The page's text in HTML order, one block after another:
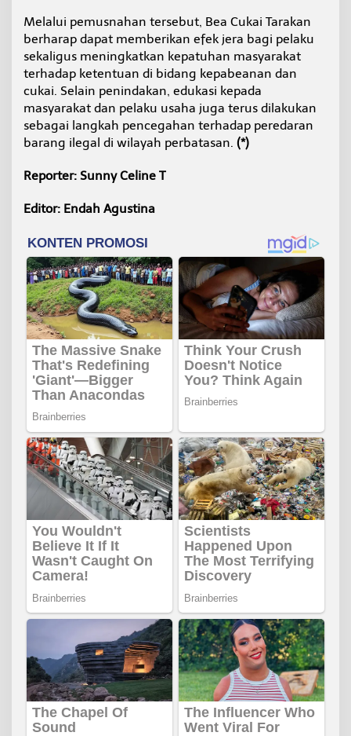
Melalui pemusnahan tersebut, Bea Cukai Tarakan
berharap dapat memberikan efek jera bagi pelaku
sekaligus meningkatkan kepatuhan masyarakat
terhadap ketentuan di bidang kepabeanan dan
cukai. Selain penindakan, edukasi kepada
masyarakat dan pelaku usaha juga terus dilakukan
sebagai langkah pencegahan terhadap peredaran
barang ilegal di wilayah perbatasan. (*)
Reporter: Sunny Celine T
Editor: Endah Agustina